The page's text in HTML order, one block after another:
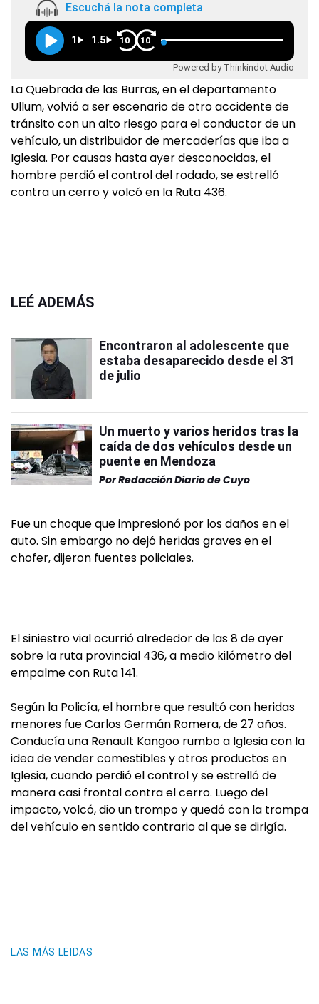
Escuchá la nota completa
1 1.5 10 10
Powered by Thinkindot Audio
La Quebrada de las Burras, en el departamento
Ullum, volvió a ser escenario de otro accidente de
tránsito con un alto riesgo para el conductor de un
vehículo, un distribuidor de mercaderías que iba a
Iglesia. Por causas hasta ayer desconocidas, el
hombre perdió el control del rodado, se estrelló
contra un cerro y volcó en la Ruta 436.
LEÉ ADEMÁS
Encontraron al adolescente que
estaba desaparecido desde el 31
de julio
Un muerto y varios heridos tras la
caída de dos vehículos desde un
puente en Mendoza
PorRedacción Diario de Cuyo
Fue un choque que impresionó por los daños en el
auto. Sin embargo no dejó heridas graves en el
chofer, dijeron fuentes policiales.
El siniestro vial ocurrió alrededor de las 8 de ayer
sobre la ruta provincial 436, a medio kilómetro del
empalme con Ruta 141.
Según la Policía, el hombre que resultó con heridas
menores fue Carlos Germán Romera, de 27 años.
Conducía una Renault Kangoo rumbo a Iglesia con la
idea de vender comestibles y otros productos en
Iglesia, cuando perdió el control y se estrelló de
manera casi frontal contra el cerro. Luego del
impacto, volcó, dio un trompo y quedó con la trompa
del vehículo en sentido contrario al que se dirigía.
LAS MÁS LEIDAS